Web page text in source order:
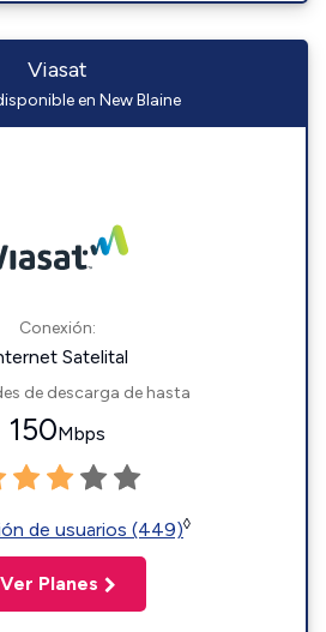
Viasat
en New Blaine
Conexión:
Satelital
de descarga de hasta
150Mbps
de usuarios (449)◊
Ver Planes